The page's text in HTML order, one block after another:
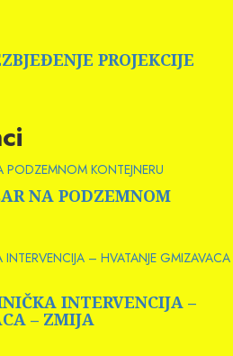
PROJEKCIJE
KONTEJNERU
NA PODZEMNOM
– HVATANJE GMIZAVACA
INTERVENCIJA –
– ZMIJA